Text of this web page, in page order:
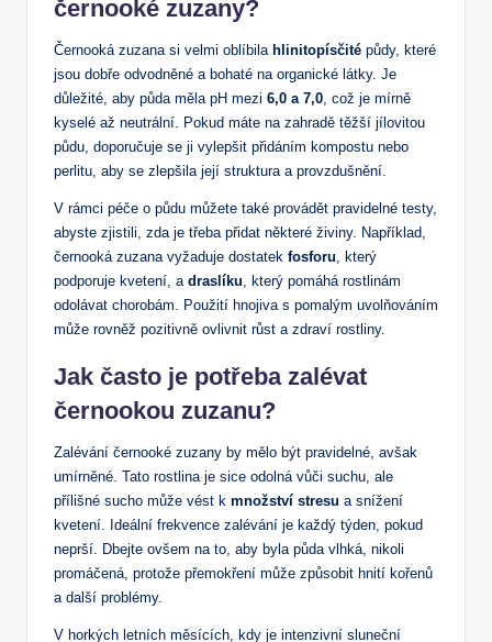
černooké zuzany?
Černooká zuzana si velmi oblíbila hlinitopísčité půdy, které
jsou dobře odvodněné a bohaté na organické látky. Je
důležité, aby půda měla pH mezi 6,0 a 7,0 , což je mírně
kyselé až neutrální. Pokud máte na zahradě těžší jílovitou
půdu, doporučuje se ji vylepšit přidáním kompostu nebo
perlitu, aby se zlepšila její struktura a provzdušnění.
V rámci péče o půdu můžete také provádět pravidelné testy,
abyste zjistili, zda je třeba přidat některé živiny. Například,
černooká zuzana vyžaduje dostatek fosforu , který
podporuje kvetení, a draslíku , který pomáhá rostlinám
odolávat chorobám. Použití hnojiva s pomalým uvolňováním
může rovněž pozitivně ovlivnit růst a zdraví rostliny.
Jak často je potřeba zalévat
černookou zuzanu?
Zalévání černooké zuzany by mělo být pravidelné, avšak
umírněné. Tato rostlina je sice odolná vůči suchu, ale
přílišné sucho může vést k množství stresu a snížení
kvetení. Ideální frekvence zalévání je každý týden, pokud
neprší. Dbejte ovšem na to, aby byla půda vlhká, nikoli
promáčená, protože přemokření může způsobit hnití kořenů
a další problémy.
V horkých letních měsících, kdy je intenzivní sluneční